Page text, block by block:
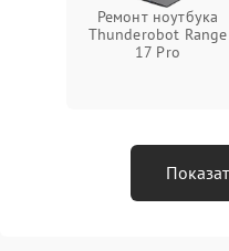
Ремонт ноутбука
Thunderobot Range
17 Pro